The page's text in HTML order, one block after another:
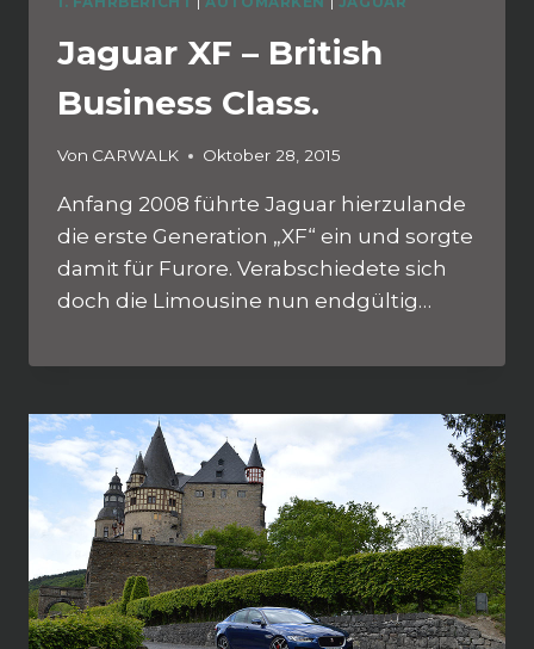
Jaguar XF – British
Business Class.
Von CARWALK Oktober 28, 2015
Anfang 2008 führte Jaguar hierzulande
die erste Generation „XF“ ein und sorgte
damit für Furore. Verabschiedete sich
doch die Limousine nun endgültig…